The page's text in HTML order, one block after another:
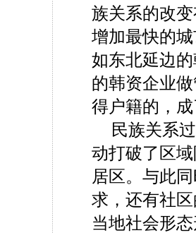
族关系的改
增加最快的
如东北延边
的韩资企业
得户籍的，
民族关系
动打破了区
居区。与此
求，还有社
当地社会形